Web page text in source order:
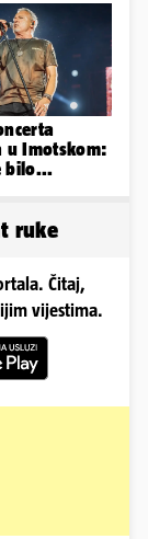
u Imotskom:
bilo...
ruke
Čitaj,
vijestima.